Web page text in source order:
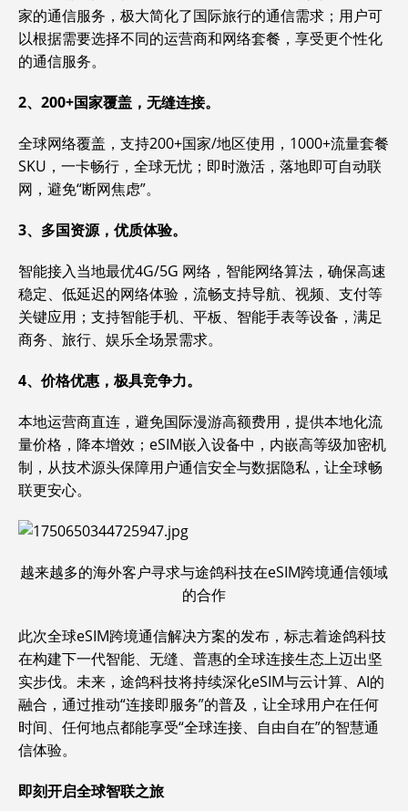
家的通信服务，极大简化了国际旅行的通信需求；用户可
以根据需要选择不同的运营商和网络套餐，享受更个性化
的通信服务。
2、200+国家覆盖，无缝连接。
全球网络覆盖，支持200+国家/地区使用，1000+流量套餐
SKU，一卡畅行，全球无忧；即时激活，落地即可自动联
网，避免“断网焦虑”。
3、多国资源，优质体验。
智能接入当地最优4G/5G 网络，智能网络算法，确保高速
稳定、低延迟的网络体验，流畅支持导航、视频、支付等
关键应用；支持智能手机、平板、智能手表等设备，满足
商务、旅行、娱乐全场景需求。
4、价格优惠，极具竞争力。
本地运营商直连，避免国际漫游高额费用，提供本地化流
量价格，降本增效；eSIM嵌入设备中，内嵌高等级加密机
制，从技术源头保障用户通信安全与数据隐私，让全球畅
联更安心。
越来越多的海外客户寻求与途鸽科技在eSIM跨境通信领域
的合作
此次全球eSIM跨境通信解决方案的发布，标志着途鸽科技
在构建下一代智能、无缝、普惠的全球连接生态上迈出坚
实步伐。未来，途鸽科技将持续深化eSIM与云计算、AI的
融合，通过推动“连接即服务”的普及，让全球用户在任何
时间、任何地点都能享受“全球连接、自由自在”的智慧通
信体验。
即刻开启全球智联之旅